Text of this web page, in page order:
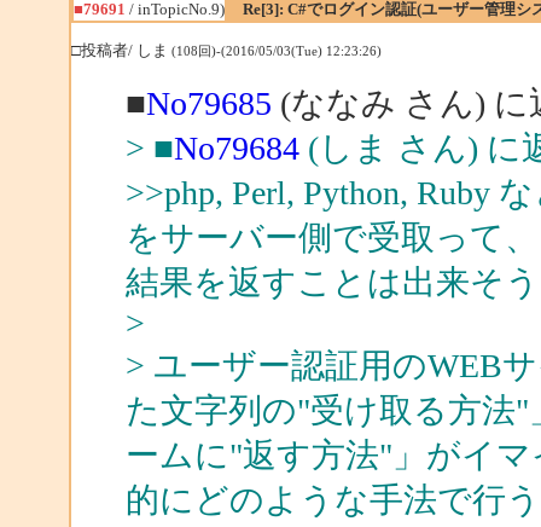
■79691 / inTopicNo.9) Re[3]: C#でログイン認証(ユーザー管理シ
□投稿者/ しま (108回)-(2016/05/03(Tue) 12:23:26)
■No79685 (ななみ さん) に
> ■No79684(しま さん) に
>>php, Perl, Python, Ruby
をサーバー側で受取って
結果を返すことは出来そ
>
> ユーザー認証用のWEB
た文字列の"受け取る方法
ームに"返す方法"」がイ
的にどのような手法で行